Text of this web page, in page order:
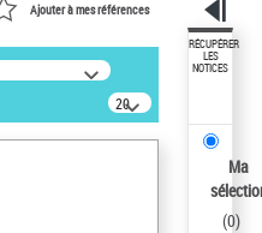
Ajouter à mes références
20
résultats/page
RÉCUPÉRER
LES
NOTICES
Ma
(0)